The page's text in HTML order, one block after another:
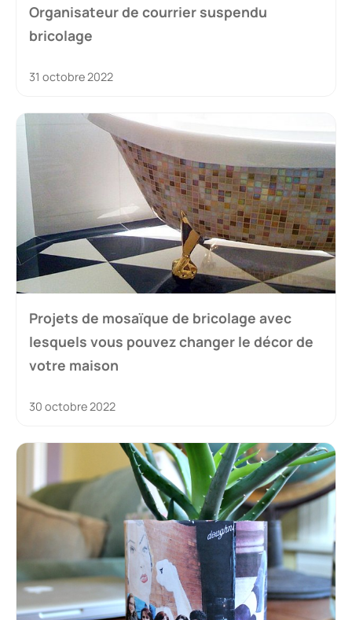
Organisateur de courrier suspendu
bricolage
31 octobre 2022
Projets de mosaïque de bricolage avec
lesquels vous pouvez changer le décor de
votre maison
30 octobre 2022